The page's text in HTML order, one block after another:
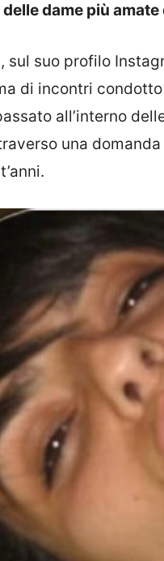
dame più
sul suo profilo
di incontri
all’interno
una